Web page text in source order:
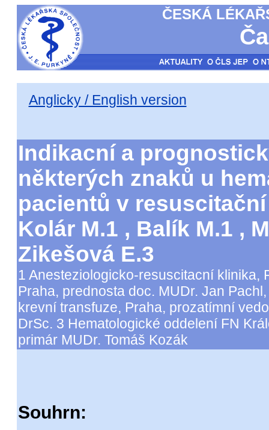
ČESKÁ
Anglicky / English version
Indikacní a
některých znaků u
pacientů v
Kolár M.1 , Balík M.1 ,
Zikešová E.3
1 Anesteziologicko-resuscitacní klinika,
Praha, prednosta doc. MUDr. Jan
krevní transfuze, Praha, prozatímní
DrSc. 3 Hematologické oddelení FN
primár MUDr. Tomáš Kozák
Souhrn: